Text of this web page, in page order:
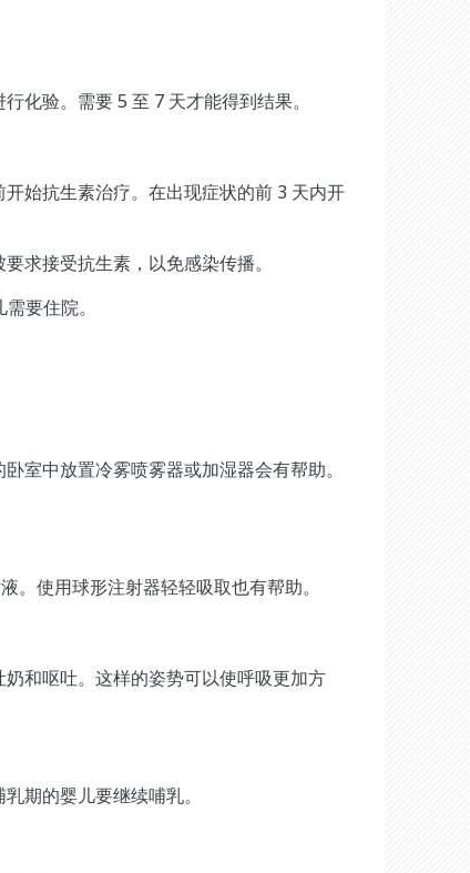
化验。需要 5 至 7 天才能得到结果。
始抗生素治疗。在出现症状的前 3 天内开
求接受抗生素，以免感染传播。
要住院。
室中放置冷雾喷雾器或加湿器会有帮助。
使用球形注射器轻轻吸取也有帮助。
和呕吐。这样的姿势可以使呼吸更加方
期的婴儿要继续哺乳。